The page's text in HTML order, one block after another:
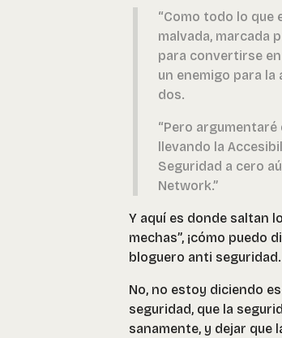
“Como todo lo que
malvada, marcada
para convertirse
un enemigo para
dos.
“Pero
llevando la
Seguridad a cero
Network.”
Y aquí es donde saltan
mechas”, ¡cómo puedo
bloguero anti seguridad.
No, no estoy diciendo
seguridad, que la
sanamente, y dejar que